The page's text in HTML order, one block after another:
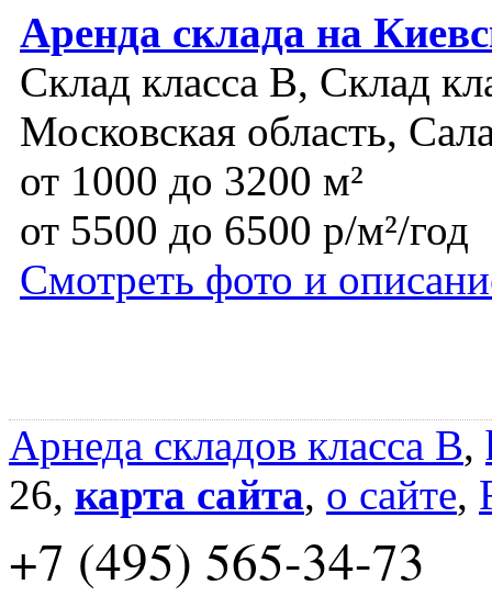
Аренда склада на
Склад класса B, Склад
Московская область,
от 1000 до 3200 м²
от 5500 до 6500 р/м²/год
Смотреть фото и
Арнеда складов класса B,
26, карта сайта, о сайте,
+7 (495) 565-34-73